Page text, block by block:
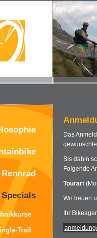
Rennrad
Specials
Trail
Das
Bis dahin
Folgende
Tourart
Wir freuen
Ihr